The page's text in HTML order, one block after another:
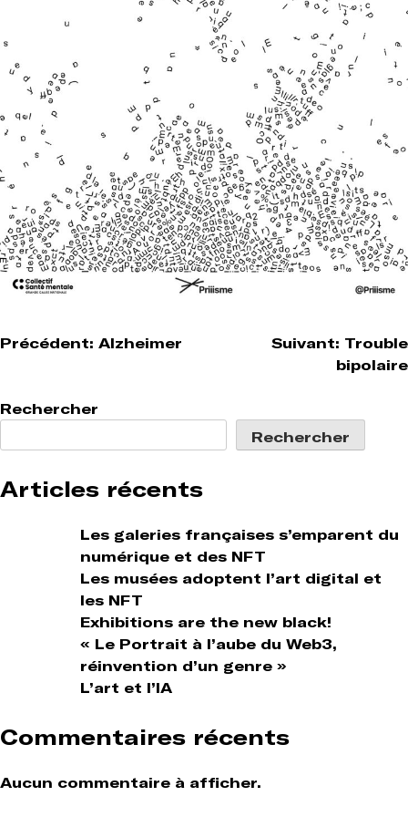
Navigation
l’article
Précédent: Alzheimer Suivant: Trouble
bipolaire
Rechercher
Rechercher
Articles récents
Les galeries françaises s’emparent du
numérique et des NFT
Les musées adoptent l’art digital et
les NFT
Exhibitions are the new black!
« Le Portrait à l’aube du Web3,
réinvention d’un genre »
L’art et l’IA
Commentaires récents
Aucun commentaire à afficher.